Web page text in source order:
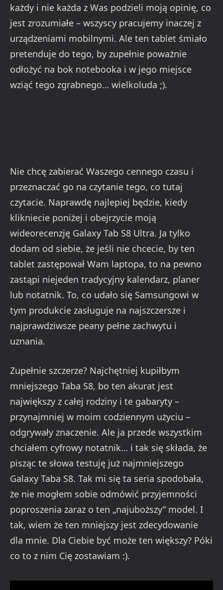
każdy i nie każda z Was podzieli moją opinię, co
jest zrozumiałe – wszyscy pracujemy inaczej z
urządzeniami mobilnymi. Ale ten tablet śmiało
pretenduje do tego, by zupełnie poważnie
odłożyć na bok notebooka i w jego miejsce
wziąć tego zgrabnego… wielkoluda ;).
Nie chcę zabierać Waszego cennego czasu i
przeznaczać go na czytanie tego, co tutaj
czytacie. Naprawdę najlepiej będzie, kiedy
klikniecie poniżej i obejrzycie moją
wideorecenzję Galaxy Tab S8 Ultra. Ja tylko
dodam od siebie, że jeśli nie chcecie, by ten
tablet zastępował Wam laptopa, to na pewno
zastąpi niejeden tradycyjny kalendarz, planer
lub notatnik. To, co udało się Samsungowi w
tym produkcie zasługuje na najszczersze i
najprawdziwsze peany pełne zachwytu i
uznania.
Zupełnie szczerze? Najchętniej kupiłbym
mniejszego Taba S8, bo ten akurat jest
największy z całej rodziny i te gabaryty –
przynajmniej w moim codziennym użyciu –
odgrywały znaczenie. Ale ja przede wszystkim
chciałem cyfrowy notatnik… i tak się składa, że
pisząc te słowa testuję już najmniejszego
Galaxy Taba S8. Tak mi się ta seria spodobała,
że nie mogłem sobie odmówić przyjemności
poproszenia zaraz o ten „najuboższy” model. I
tak, wiem że ten mniejszy jest zdecydowanie
dla mnie. Dla Ciebie być może ten większy? Póki
co to z nim Cię zostawiam :).